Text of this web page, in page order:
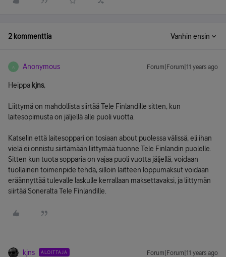
2 kommenttia Vanhin ensin
A Anonymous Forum|Forum|11 years ago
Heippa kjns,
Liittymä on mahdollista siirtää Tele Finlandille sitten, kun
laitesopimusta on jäljellä alle puoli vuotta.
Katselin että laitesoppari on tosiaan about puolessa välissä, eli ihan
vielä ei onnistu siirtämään liittymää tuonne Tele Finlandin puolelle.
Sitten kun tuota sopparia on vajaa puoli vuotta jäljellä, voidaan
tuollainen toimenpide tehdä, silloin laitteen loppumaksut voidaan
eräännyttää tulevalle laskulle kerrallaan maksettavaksi, ja liittymän
siirtää Soneralta Tele Finlandille.
kjns ALOITTAJA Forum|Forum|11 years ago